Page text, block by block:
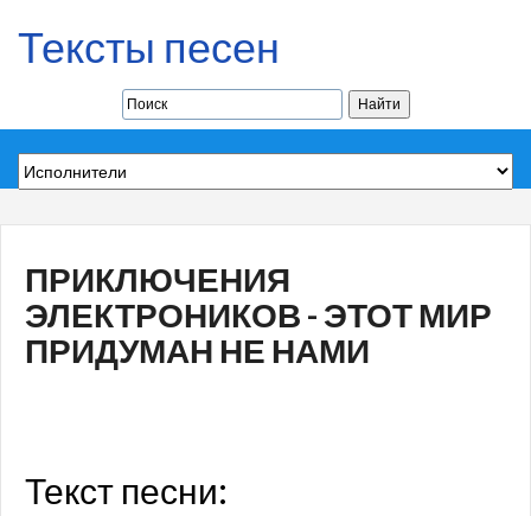
Тексты песен
ПРИКЛЮЧЕНИЯ
ЭЛЕКТРОНИКОВ - ЭТОТ МИР
ПРИДУМАН НЕ НАМИ
Текст песни: